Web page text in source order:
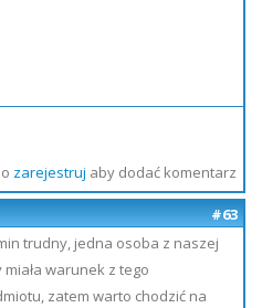
zarejestruj aby dodać komentarz
#63
trudny, jedna osoba z naszej
miała warunek z tego
zatem warto chodzić na